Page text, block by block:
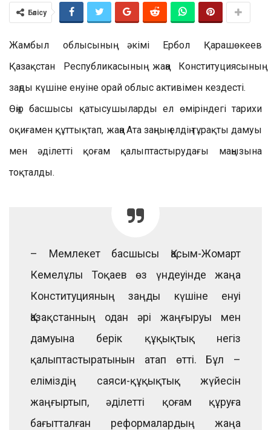
Бөлісу
Жамбыл облысының әкімі Ербол Қарашөкеев
Қазақстан Республикасының жаңа Конституциясының
заңды күшіне енуіне орай облыс активімен кездесті.
Өңір басшысы қатысушыларды ел өміріндегі тарихи
оқиғамен құттықтап, жаңа Ата заңның елдің тұрақты дамуы
мен әділетті қоғам қалыптастырудағы маңызына
тоқталды.
– Мемлекет басшысы Қасым-Жомарт
Кемелұлы Тоқаев өз үндеуінде жаңа
Конституцияның заңды күшіне енуі
Қазақстанның одан әрі жаңғыруы мен
дамуына берік құқықтық негіз
қалыптастыратынын атап өтті. Бұл –
еліміздің саяси-құқықтық жүйесін
жаңғыртып, әділетті қоғам құруға
бағытталған реформалардың жаңа